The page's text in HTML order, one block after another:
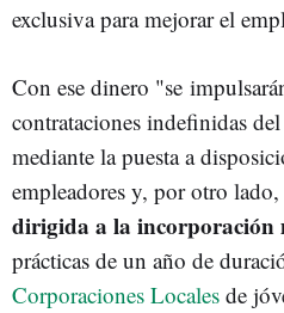
exclusiva para mejorar el
Con ese dinero "se
contrataciones indefinidas
mediante la puesta a
empleadores y, por otro lado,
dirigida a la incorporación
prácticas de un año de
Corporaciones Locales de